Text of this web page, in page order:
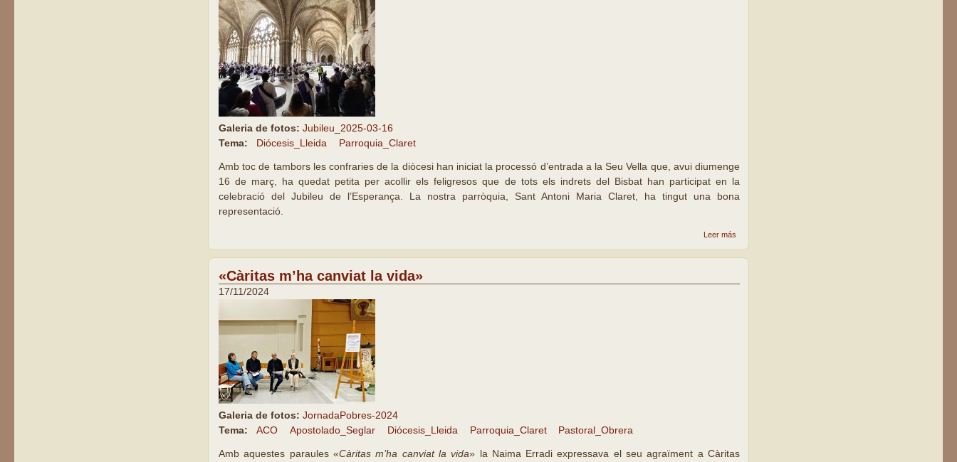
Galeria de fotos: Jubileu_2025-03-16
Tema:
Diócesis_Lleida Parroquia_Claret
Amb toc de tambors les confraries de la diòcesi han iniciat la processó d’entrada a la Seu Vella que, avui diumenge
16 de març, ha quedat petita per acollir els feligresos que de tots els indrets del Bisbat han participat en la
celebració del Jubileu de l’Esperança. La nostra parròquia, Sant Antoni Maria Claret, ha tingut una bona
representació.
Leer más
celebra el
la Seu
«Càritas m’ha canviat la vida»
17/11/2024
Galeria de fotos: JornadaPobres-2024
Tema:
ACO Apostolado_Seglar Diócesis_Lleida Parroquia_Claret Pastoral_Obrera
Amb aquestes paraules «Càritas m’ha canviat la vida» la Naima Erradi expressava el seu agraïment a Càritas